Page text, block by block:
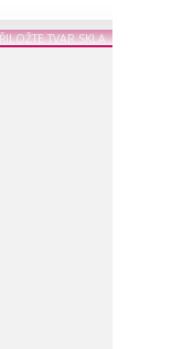
TVAR SKLA